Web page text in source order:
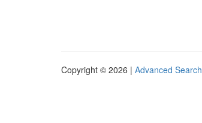
Copyright © 2026 | Advanced Search